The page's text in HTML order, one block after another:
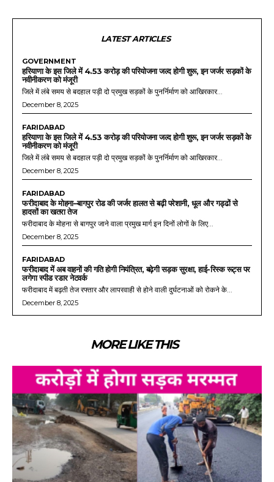
LATEST ARTICLES
GOVERNMENT
हरियाणा के इस जिले में 4.53 करोड़ की परियोजना जल्द होगी शुरू, इन जर्जर सड़कों के
नवीनीकरण को मंजूरी
जिले में लंबे समय से बदहाल पड़ी दो प्रमुख सड़कों के पुनर्निर्माण को आखिरकार...
December 8, 2025
FARIDABAD
हरियाणा के इस जिले में 4.53 करोड़ की परियोजना जल्द होगी शुरू, इन जर्जर सड़कों के
नवीनीकरण को मंजूरी
जिले में लंबे समय से बदहाल पड़ी दो प्रमुख सड़कों के पुनर्निर्माण को आखिरकार...
December 8, 2025
FARIDABAD
फरीदाबाद के मोहना–बागपुर रोड की जर्जर हालत से बढ़ी परेशानी, धूल और गड्ढों से
हादसों का खतरा तेज
फरीदाबाद के मोहना से बागपुर जाने वाला प्रमुख मार्ग इन दिनों लोगों के लिए...
December 8, 2025
FARIDABAD
फरीदाबाद में अब वाहनों की गति होगी नियंत्रित, बढ़ेगी सड़क सुरक्षा, हाई-रिस्क रूट्स पर
लगेगा स्पीड रडार नेटवर्क
फरीदाबाद में बढ़ती तेज रफ्तार और लापरवाही से होने वाली दुर्घटनाओं को रोकने के...
December 8, 2025
MORE LIKE THIS